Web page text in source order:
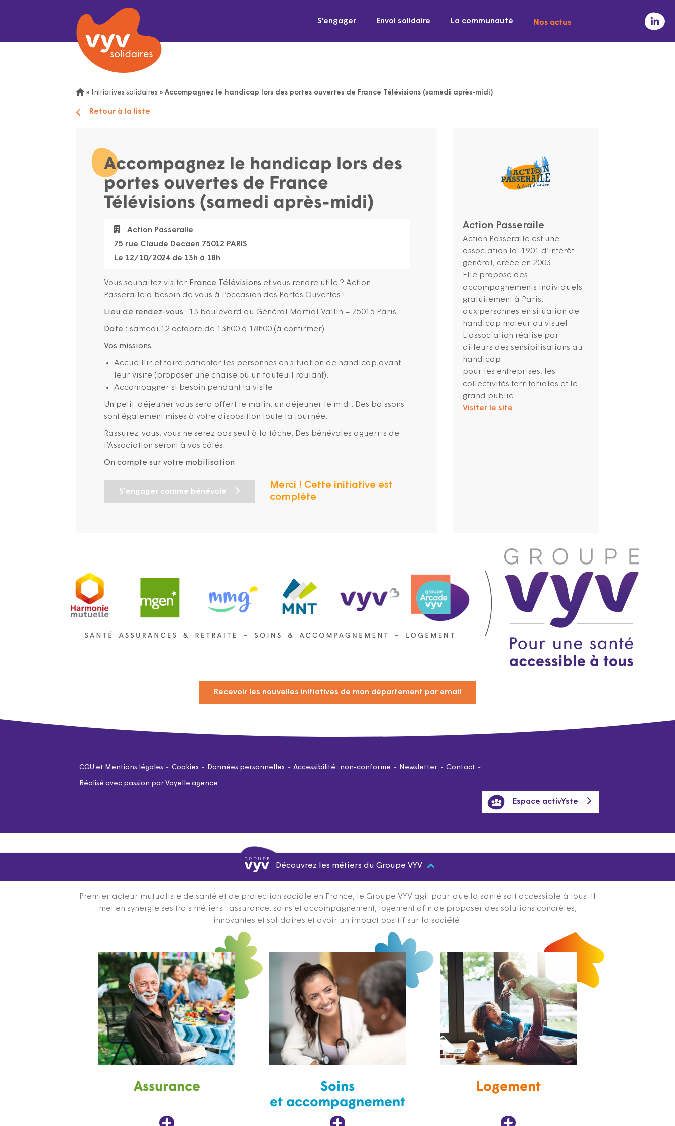
S’engager Envol solidaire La communauté Nos actus
» Initiatives solidaires » Accompagnez le handicap lors des portes ouvertes de France Télévisions (samedi après-midi)
Retour à la liste
Accompagnez le handicap lors des
portes ouvertes de France
Télévisions (samedi après-midi)
Action Passeraile
75 rue Claude Decaen 75012 PARIS
Le 12/10/2024 de 13h à 18h
Vous souhaitez visiter France Télévisions et vous rendre utile ? Action
Passeraile a besoin de vous à l’occasion des Portes Ouvertes !
Lieu de rendez-vous : 13 boulevard du Général Martial Vallin – 75015 Paris
Date : samedi 12 octobre de 13h00 à 18h00 (à confirmer)
Vos missions :
Accueillir et faire patienter les personnes en situation de handicap avant
leur visite (proposer une chaise ou un fauteuil roulant).
Accompagner si besoin pendant la visite.
Un petit-déjeuner vous sera offert le matin, un déjeuner le midi. Des boissons
sont également mises à votre disposition toute la journée.
Rassurez-vous, vous ne serez pas seul à la tâche. Des bénévoles aguerris de
l’Association seront à vos côtés.
On compte sur votre mobilisation
S'engager comme bénévole
Merci ! Cette initiative est
complète
Action Passeraile
Action Passeraile est une
association loi 1901 d’intérêt
général, créée en 2003.
Elle propose des
accompagnements individuels
gratuitement à Paris,
aux personnes en situation de
handicap moteur ou visuel.
L'association réalise par
ailleurs des sensibilisations au
handicap
pour les entreprises, les
collectivités territoriales et le
grand public.
Visiter le site
Recevoir les nouvelles initiatives de mon département par email
CGU et Mentions légales Cookies Données personnelles Accessibilité : non-conforme Newsletter Contact
Réalisé avec passion par Voyelle agence
Espace activYste
Découvrez les métiers du Groupe VYV
Premier acteur mutualiste de santé et de protection sociale en France, le Groupe VYV agit pour que la santé soit accessible à tous. Il
met en synergie ses trois métiers : assurance, soins et accompagnement, logement afin de proposer des solutions concrètes,
innovantes et solidaires et avoir un impact positif sur la société.
Assurance
Soins
et accompagnement
Logement